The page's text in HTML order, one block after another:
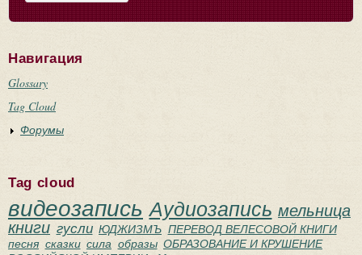
Навигация
Glossary
Tag Cloud
Форумы
Tag cloud
видеозапись Аудиозапись мельница
книги гусли ЮДЖИЗМЪ ПЕРЕВОД ВЕЛЕСОВОЙ КНИГИ
песня сказки сила образы ОБРАЗОВАНИЕ И КРУШЕНИЕ